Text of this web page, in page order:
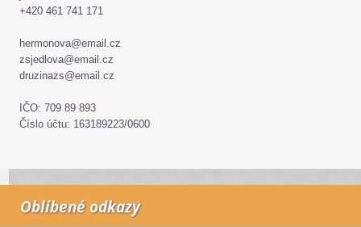
+420 461 741 171
hermonova@email.cz
zsjedlova@email.cz
druzinazs@email.cz
IČO: 709 89 893
Číslo účtu: 163189223/0600
Oblíbené odkazy